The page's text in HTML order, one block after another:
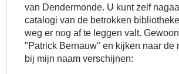
van Dendermonde. U kunt zelf
catalogi van de betrokken
weg er nog af te leggen valt.
"Patrick Bernauw" en kijken naar de
bij mijn naam verschijnen: